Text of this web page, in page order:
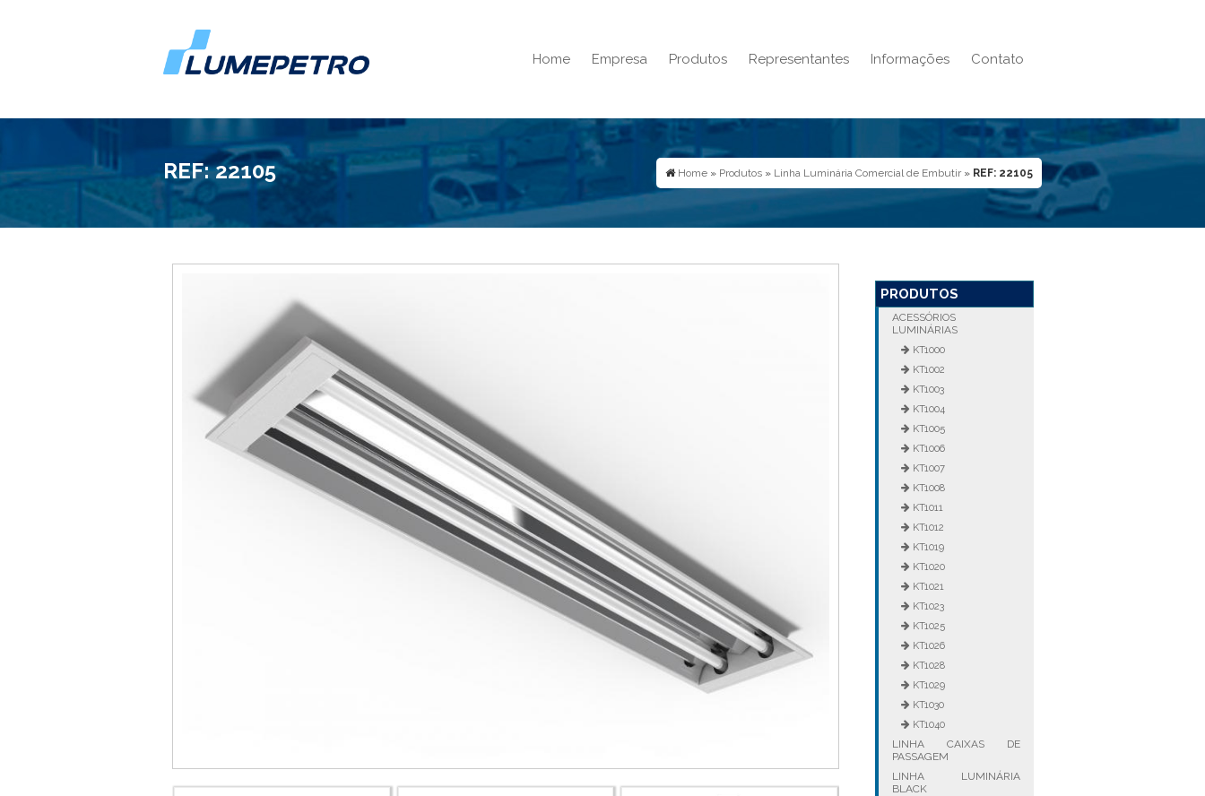
Home Empresa Produtos Representantes Informações Contato
Home » Produtos » Linha Luminária Comercial de Embutir » REF: 22105
REF: 22105
PRODUTOS
ACESSÓRIOS
LUMINÁRIAS
KT1000
KT1002
KT1003
KT1004
KT1005
KT1006
KT1007
KT1008
KT1011
KT1012
KT1019
KT1020
KT1021
KT1023
KT1025
KT1026
KT1028
KT1029
KT1030
KT1040
LINHA CAIXAS DE
PASSAGEM
LINHA LUMINÁRIA
BLACK